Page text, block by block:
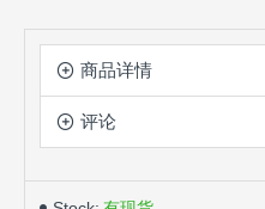
商品详情
评论